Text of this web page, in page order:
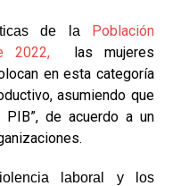
de la Población
2022,
las mujeres
en esta categoría
asumiendo que
de acuerdo a un
laboral y los